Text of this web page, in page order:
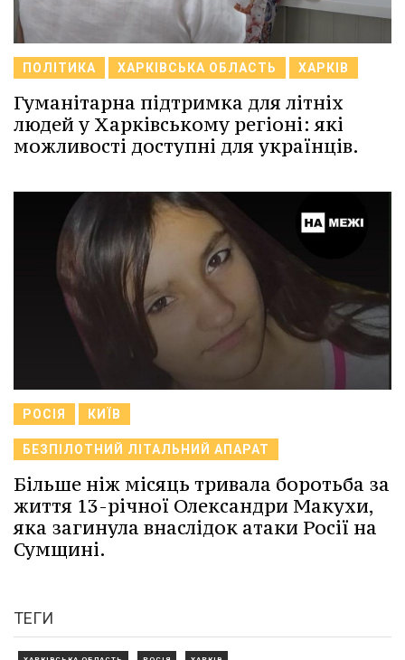
ПОЛІТИКА ХАРКІВСЬКА ОБЛАСТЬ ХАРКІВ
Гуманітарна підтримка для літніх
людей у Харківському регіоні: які
можливості доступні для українців.
РОСІЯ КИЇВ
БЕЗПІЛОТНИЙ ЛІТАЛЬНИЙ АПАРАТ
Більше ніж місяць тривала боротьба за
життя 13-річної Олександри Макухи,
яка загинула внаслідок атаки Росії на
Сумщині.
ТЕГИ